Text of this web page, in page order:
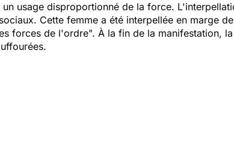
usage disproportionné de la force.
Cette femme a été interpellée en marge
forces de l'ordre". À la fin de la manifestation,